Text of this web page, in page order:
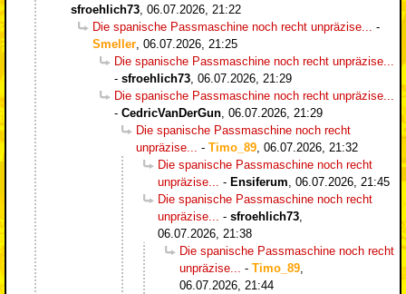
sfroehlich73 06.07.2026, 21:22
Die spanische Passmaschine noch recht unpräzise...
-
Smeller 06.07.2026, 21:25
Die spanische Passmaschine noch recht unpräzise...
- sfroehlich73 06.07.2026, 21:29
Die spanische Passmaschine noch recht unpräzise...
- CedricVanDerGun 06.07.2026, 21:29
Die spanische Passmaschine noch recht
unpräzise...
- Timo_89 06.07.2026, 21:32
Die spanische Passmaschine noch recht
unpräzise...
- Ensiferum 06.07.2026, 21:45
Die spanische Passmaschine noch recht
unpräzise...
- sfroehlich73
06.07.2026, 21:38
Die spanische Passmaschine noch recht
unpräzise...
- Timo_89
06.07.2026, 21:44